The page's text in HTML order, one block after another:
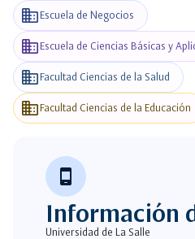
businessEscuela de Negocios
businessEscuela de Ciencias Básicas y
businessFacultad Ciencias de la Salud
businessFacultad Ciencias de la Educación
phone_android
Información
Universidad de La Salle